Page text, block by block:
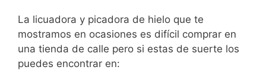
La licuadora y picadora de hielo que te
mostramos en ocasiones es difícil comprar en
una tienda de calle pero si estas de suerte los
puedes encontrar en: